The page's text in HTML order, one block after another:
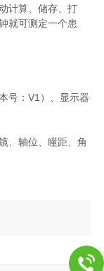
计算、储存、打
就可测定一个患
号：V1）、显示器
、轴位、瞳距、角